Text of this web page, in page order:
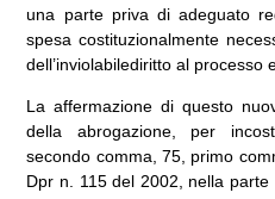
una parte priva di adeguato
spesa costituzionalmente
dell’inviolabilediritto al processo
La affermazione di questo
della abrogazione, per
secondo comma, 75, primo
Dpr n. 115 del 2002, nella